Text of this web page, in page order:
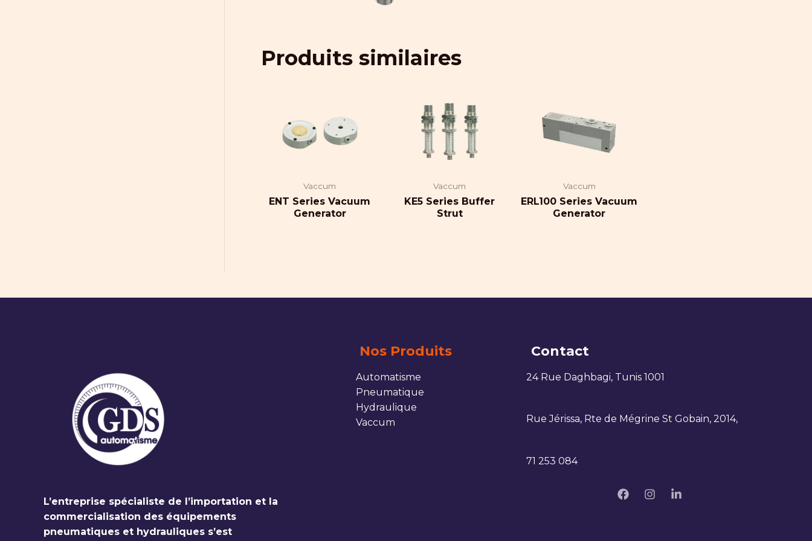
Produits similaires
Vaccum
ENT Series Vacuum
Generator
Vaccum
KE5 Series Buffer
Strut
Vaccum
ERL100 Series Vacuum
Generator
L’entreprise spécialiste de l’importation et la
commercialisation des équipements
pneumatiques et hydrauliques s’est
Nos Produits
Automatisme
Pneumatique
Hydraulique
Vaccum
Contact
24 Rue Daghbagi, Tunis 1001
Rue Jérissa, Rte de Mégrine St Gobain, 2014,
71 253 084